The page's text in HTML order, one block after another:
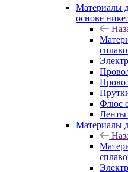
Материалы
основе
Флюс
Ленты
Материалы